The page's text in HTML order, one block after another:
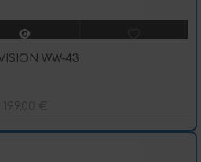
WW-43
199,00 €